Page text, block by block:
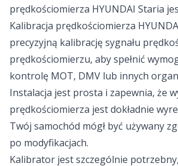
prędkościomierza HYUNDAI Staria
Kalibracja prędkościomierza
precyzyjną kalibrację sygnału
prędkościomierzu, aby spełnić
kontrolę MOT, DMV lub innych
Instalacja jest prosta i zapewnia, że
prędkościomierza jest dokładnie
Twój samochód mógł być używany
po modyfikacjach.
Kalibrator jest szczególnie